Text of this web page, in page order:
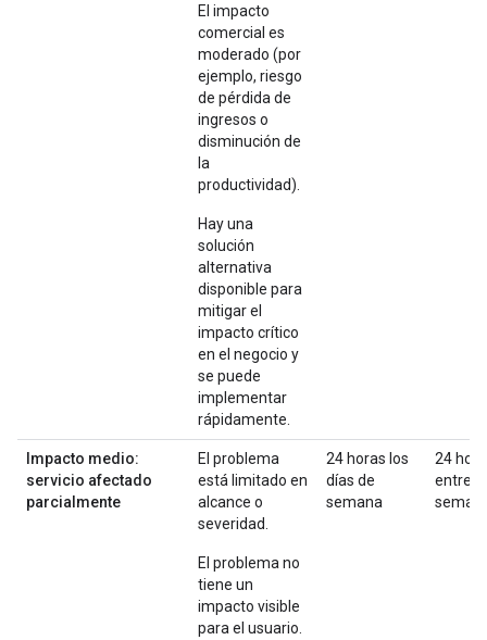
El impacto
comercial es
moderado (por
ejemplo, riesgo
de pérdida de
ingresos o
disminución de
la
productividad).
Hay una
solución
alternativa
disponible para
mitigar el
impacto crítico
en el negocio y
se puede
implementar
rápidamente.
Impacto medio:
servicio afectado
parcialmente
El problema
está limitado en
alcance o
severidad.
El problema no
tiene un
impacto visible
para el usuario.
24 horas los
días de
semana
24
entre